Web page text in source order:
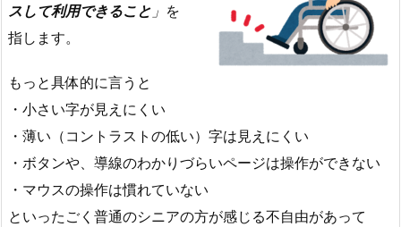
スして利用できること 」 を
指します。
もっと具体的に言うと
・小さい字が見えにくい
・薄い（コントラストの低い）字は見えにくい
・ボタンや、導線のわかりづらいページは操作ができない
・マウスの操作は慣れていない
といったごく普通のシニアの方が感じる不自由があって